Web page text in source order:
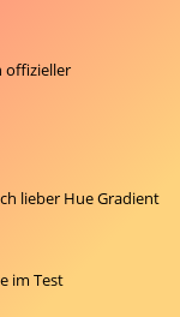
offizieller
lieber Hue Gradient
im Test